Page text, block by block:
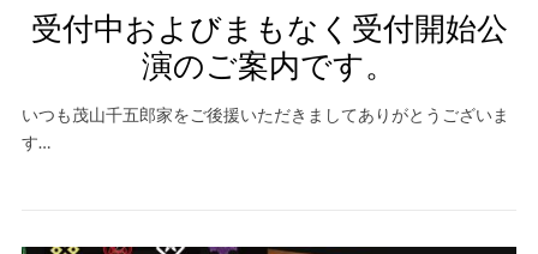
受付中およびまもなく受付開始公
演のご案内です。
いつも茂山千五郎家をご後援いただきましてありがとうございま
す…